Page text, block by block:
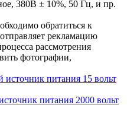
380В ± 10%, 50 Гц, и пр.
обратиться к
рекламацию
рассмотрения
фотографии,
питания 15 вольт
питания 2000 вольт